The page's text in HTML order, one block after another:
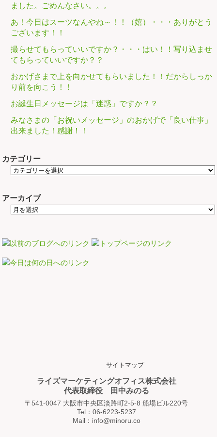
ました。ごめんなさい。。。
あ！今日はスーツなんやね～！！（嬉）・・・ありがとう
ございます！！
撮らせてもらっていいですか？・・・はい！！写り込ませ
てもらっていいですか？？
おかげさまで上を向かせてもらいました！！だからしっか
り前を向こう！！
お誕生日メッセージは「迷惑」ですか？？
みなさまの「お祝いメッセージ」のおかげで「良い仕事」
出来ました！感謝！！
カテゴリー
アーカイブ
サイトマップ
ライズマーケティングオフィス株式会社
代表取締役 田中みのる
〒541-0047 大阪市中央区淡路町2-5-8 船場ビル220号
Tel：06-6223-5237
Mail：info@minoru.co